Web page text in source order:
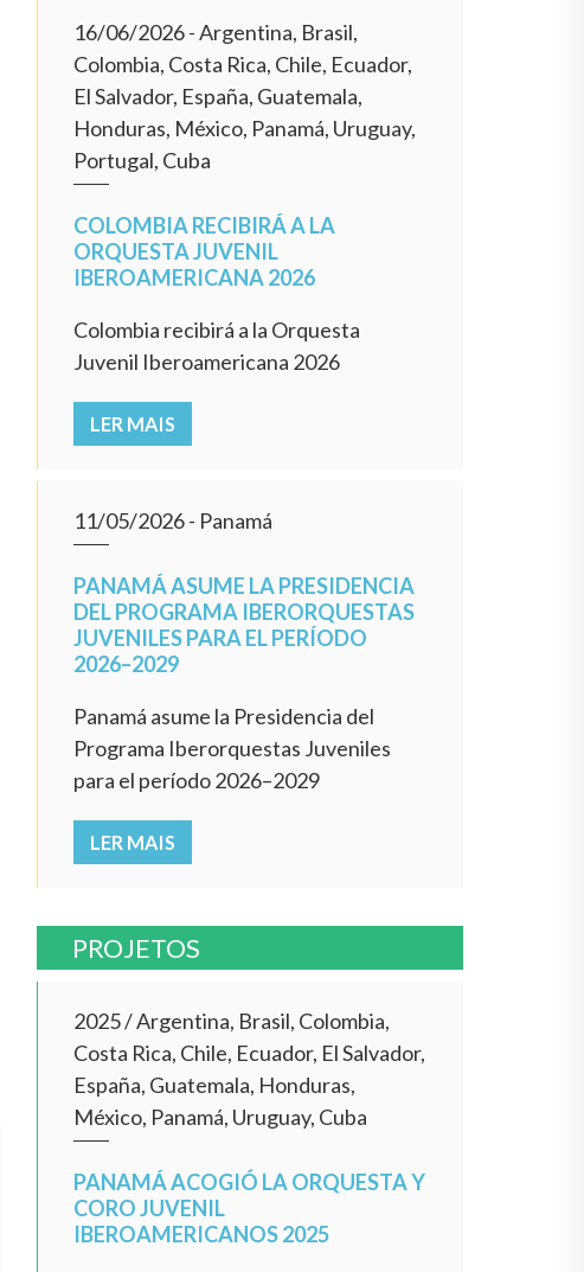
16/06/2026- Argentina, Brasil,
Colombia, Costa Rica, Chile, Ecuador,
El Salvador, España, Guatemala,
Honduras, México, Panamá, Uruguay,
Portugal, Cuba
COLOMBIA RECIBIRÁ A LA
ORQUESTA JUVENIL
IBEROAMERICANA 2026
Colombia recibirá a la Orquesta
Juvenil Iberoamericana 2026
LER MAIS
11/05/2026- Panamá
PANAMÁ ASUME LA PRESIDENCIA
DEL PROGRAMA IBERORQUESTAS
JUVENILES PARA EL PERÍODO
2026–2029
Panamá asume la Presidencia del
Programa Iberorquestas Juveniles
para el período 2026–2029
LER MAIS
PROJETOS
2025/Argentina, Brasil, Colombia,
Costa Rica, Chile, Ecuador, El Salvador,
España, Guatemala, Honduras,
México, Panamá, Uruguay, Cuba
PANAMÁ ACOGIÓ LA ORQUESTA Y
CORO JUVENIL
IBEROAMERICANOS 2025